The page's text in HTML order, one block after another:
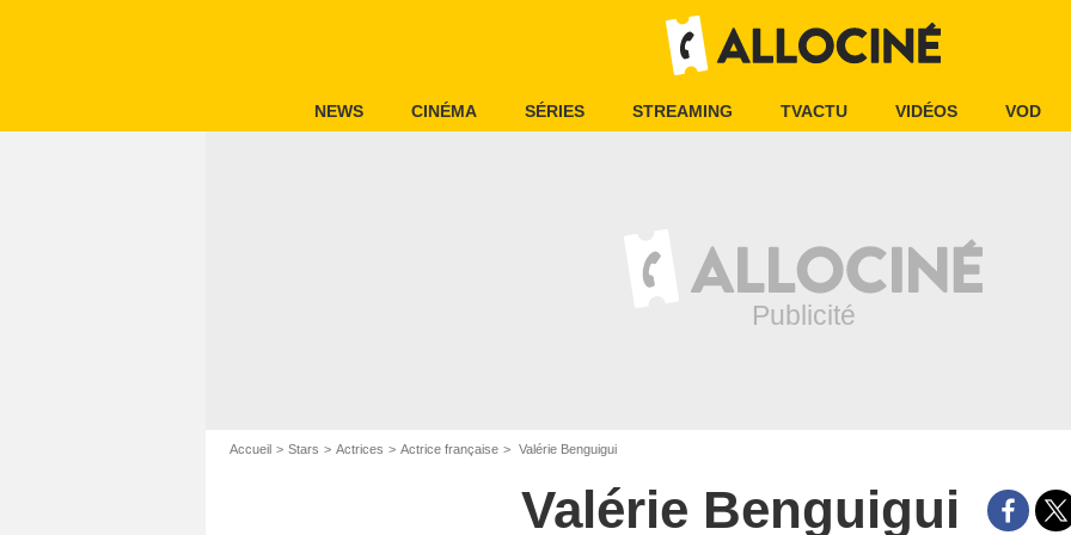
NEWS CINÉMA SÉRIES STREAMING TVACTU VIDÉOS VOD
Accueil Stars Actrices Actrice française Valérie Benguigui
Valérie Benguigui